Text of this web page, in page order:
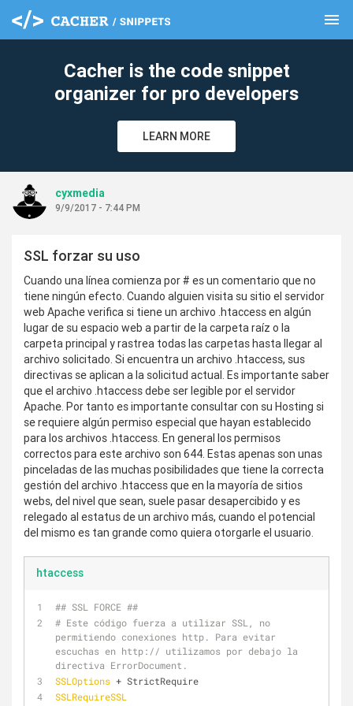
menu
Cacher is the code snippet
organizer for pro developers
LEARN MORE
cyxmedia
9/9/2017 - 7:44 PM
SSL forzar su uso
Cuando una línea comienza por # es un comentario que no
tiene ningún efecto. Cuando alguien visita su sitio el servidor
web Apache verifica si tiene un archivo .htaccess en algún
lugar de su espacio web a partir de la carpeta raíz o la
carpeta principal y rastrea todas las carpetas hasta llegar al
archivo solicitado. Si encuentra un archivo .htaccess, sus
directivas se aplican a la solicitud actual. Es importante saber
que el archivo .htaccess debe ser legible por el servidor
Apache. Por tanto es importante consultar con su Hosting si
se requiere algún permiso especial que hayan establecido
para los archivos .htaccess. En general los permisos
correctos para este archivo son 644. Estas apenas son unas
pinceladas de las muchas posibilidades que tiene la correcta
gestión del archivo .htaccess que en la mayoría de sitios
webs, del nivel que sean, suele pasar desapercibido y es
relegado al estatus de un archivo más, cuando el potencial
del mismo es tan grande como quiera otorgarle el usuario.
htaccess
## SSL FORCE ##
# Este código fuerza a utilizar SSL, no
permitiendo conexiones http. Para evitar
escuchas en http:// utilizamos por debajo la
directiva ErrorDocument.
SSLOptions + StrictRequire
SSLRequireSSL
clear